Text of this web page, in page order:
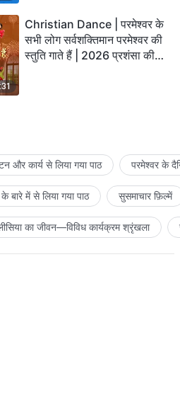
Christian Dance | परमेश्वर के
सभी लोग सर्वशक्तिमान परमेश्वर की
स्तुति गाते हैं | 2026 प्रशंसा की
और कार्य से लिया गया पाठ परमेश्वर के
में से लिया गया पाठ सुसमाचार फ़िल्में
का जीवन—विविध कार्यक्रम श्रृंखला